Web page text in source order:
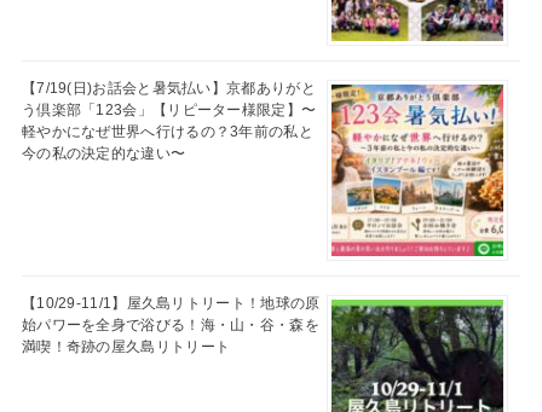
【7/19(日)お話会と暑気払い】京都ありがと
う倶楽部「123会」【リピーター様限定】〜
軽やかになぜ世界へ行けるの？3年前の私と
今の私の決定的な違い〜
【10/29-11/1】屋久島リトリート！地球の原
始パワーを全身で浴びる！海・山・谷・森を
満喫！奇跡の屋久島リトリート